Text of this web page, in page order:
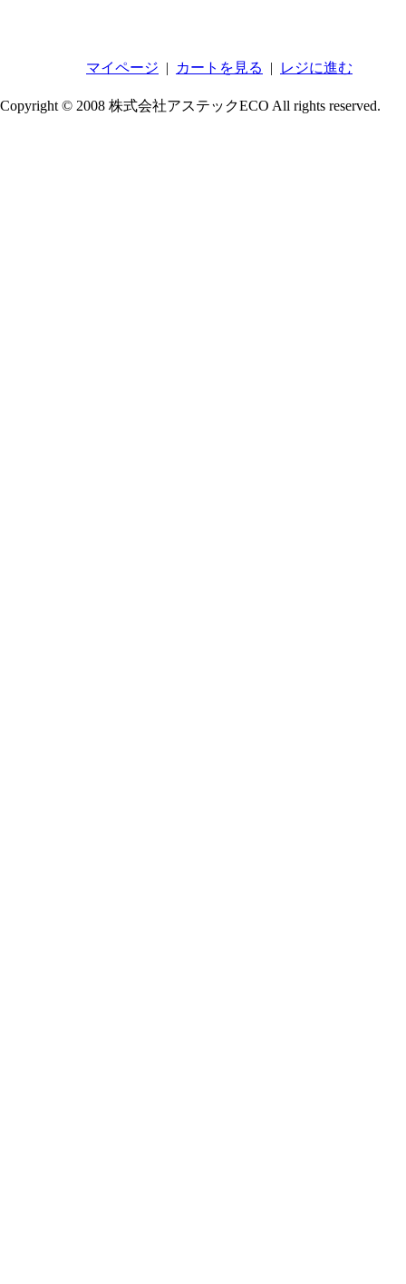
マイページ | カートを見る | レジに進む
Copyright © 2008 株式会社アステックECO All rights reserved.